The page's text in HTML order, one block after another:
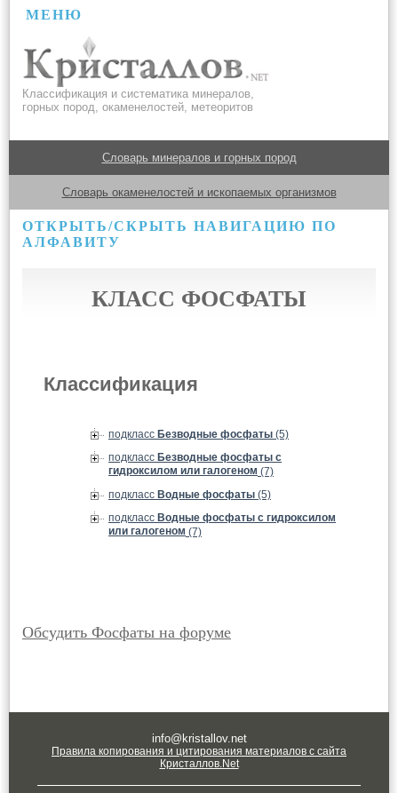
МЕНЮ
Классификация и систематика минералов,
горных пород, окаменелостей, метеоритов
Словарь минералов и горных пород
Словарь окаменелостей и ископаемых организмов
ОТКРЫТЬ/СКРЫТЬ НАВИГАЦИЮ ПО
АЛФАВИТУ
КЛАСС ФОСФАТЫ
Классификация
подкласс Безводные фосфаты (5)
подкласс Безводные фосфаты с
гидроксилом или галогеном (7)
подкласс Водные фосфаты (5)
подкласс Водные фосфаты с гидроксилом
или галогеном (7)
Обсудить Фосфаты на форуме
info@kristallov.net
Правила копирования и цитирования материалов с сайта
Кристаллов.Net